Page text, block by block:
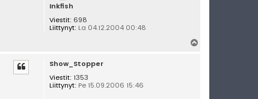
Inkfish
Viestit: 698
Liittynyt: La 04.12.2004 00:48
Show_Stopper
Viestit: 1353
Liittynyt: Pe 15.09.2006 15:46